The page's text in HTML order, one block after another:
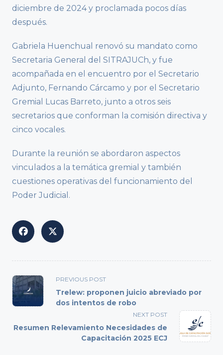
diciembre de 2024 y proclamada pocos días
después.
Gabriela Huenchual renovó su mandato como
Secretaria General del SITRAJUCh, y fue
acompañada en el encuentro por el Secretario
Adjunto, Fernando Cárcamo y por el Secretario
Gremial Lucas Barreto, junto a otros seis
secretarios que conforman la comisión directiva y
cinco vocales.
Durante la reunión se abordaron aspectos
vinculados a la temática gremial y también
cuestiones operativas del funcionamiento del
Poder Judicial.
<span
class="nav-
subtitle
reader-
text">Page</span>
PREVIOUS POST
Trelew: proponen juicio abreviado por
dos intentos de robo
NEXT POST
Resumen Relevamiento Necesidades de
Capacitación 2025 ECJ